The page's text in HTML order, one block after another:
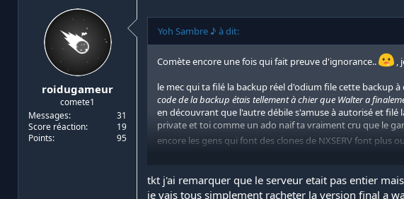
roidugameur
comete1
Messages
31
Score réaction
19
Points
95
Yoh Sambre ♪ à dit:
Comète encore une fois qui fait preuve d'ignorance..
,
le mec qui ta filé la backup réel d'odium file cette backup
code de la backup étais tellement à chier que Walter a
en découvrant que l'autre débile s'amuse à autorisé et
private et toi comme un ado naif ta vraiment cru que le
encore les gens qui font des clones de NXSERV font
fonctionneras pas comme la quasi intégralité de tes projets
tkt j'ai remarquer que le serveur etait pas entier
je vais tous simplement racheter la version final a